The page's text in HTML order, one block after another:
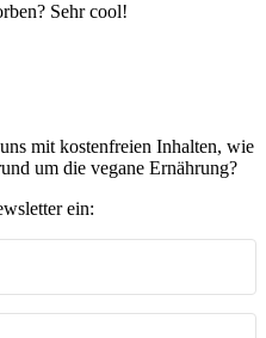
Sehr cool!
mit kostenfreien Inhalten, wie
um die vegane Ernährung?
ein: